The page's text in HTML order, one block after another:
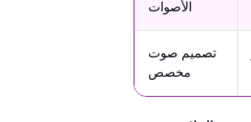
الأصوات
تصميم صوت
مخصص